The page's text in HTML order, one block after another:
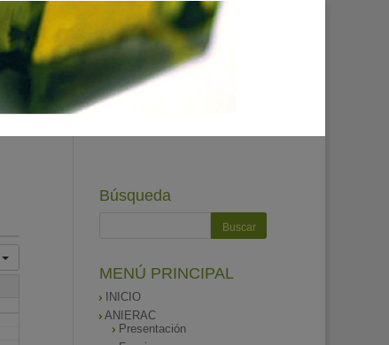
Búsqueda
MENÚ PRINCIPAL
INICIO
ANIERAC
Presentación